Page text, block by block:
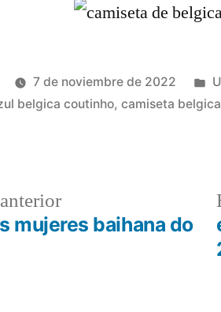
7 de noviembre de 2022
belgica coutinho,camiseta
Entrada
anterior:
mujeres baihana do